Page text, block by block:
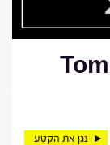
נגן את הקטע